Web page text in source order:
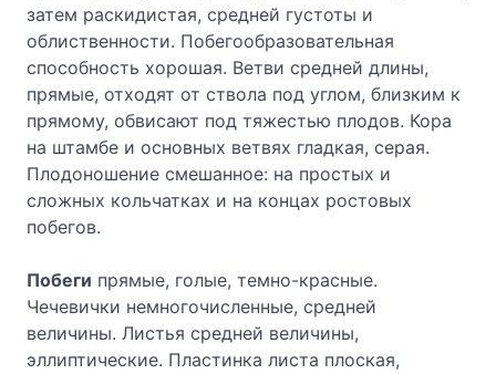
затем раскидистая, сред­ней густоты и
облиственности. Побегообразовательная
способность хорошая. Ветви средней длины,
прямые, отходят от ствола под углом, близким к
прямому, обвисают под тяжестью плодов. Кора
на штамбе и основных ветвях гладкая, серая.
Плодоношение смешанное: на простых и
сложных кольчатках и на кон­цах ростовых
побегов.
Побеги прямые, голые, темно-красные.
Чечевички немногочисленные, средней
величины. Листья средней величины,
эллиптические. Пластинка листа плоская,